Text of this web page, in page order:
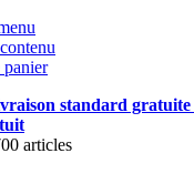
panier
standard gratuite
articles